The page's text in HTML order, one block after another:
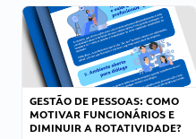
GESTÃO DE PESSOAS: COMO
MOTIVAR FUNCIONÁRIOS E
DIMINUIR A ROTATIVIDADE?